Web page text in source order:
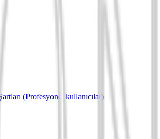
(Profesyonel kullanıcılar)